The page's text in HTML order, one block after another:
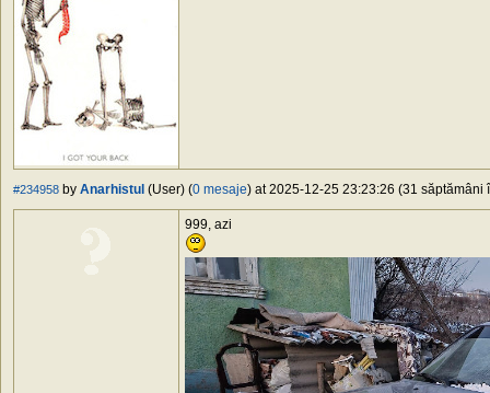
#234958 by Anarhistul (User) (0 mesaje) at 2025-12-25 23:23:26 (31 săptămâni
999, azi